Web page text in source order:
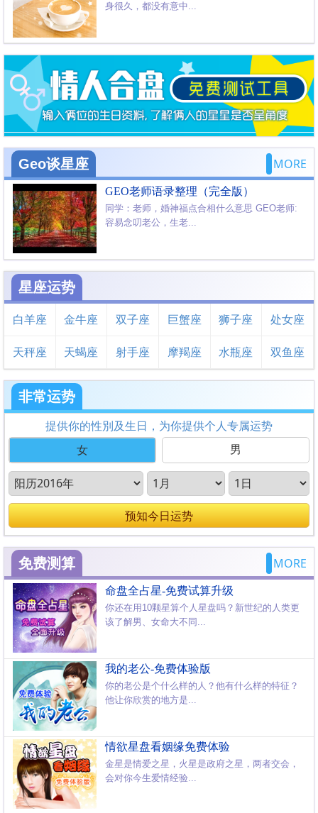
身很久，都没有意中...
Geo谈星座 MORE
GEO老师语录整理（完全版）
同学：老师，婚神福点合相什么意思 GEO老师:
容易念叨老公，生老...
星座运势
白羊座 金牛座 双子座 巨蟹座 狮子座 处女座
天秤座 天蝎座 射手座 摩羯座 水瓶座 双鱼座
非常运势
提供你的性別及生日，为你提供个人专属运势
女
男
预知今日运势
免费测算 MORE
命盘全占星-免费试算升级
你还在用10颗星算个人星盘吗？新世纪的人类更
该了解男、女命大不同...
我的老公-免费体验版
你的老公是个什么样的人？他有什么样的特征？
他让你欣赏的地方是...
情欲星盘看姻缘免费体验
金星是情爱之星，火星是政府之星，两者交会，
会对你今生爱情经验...